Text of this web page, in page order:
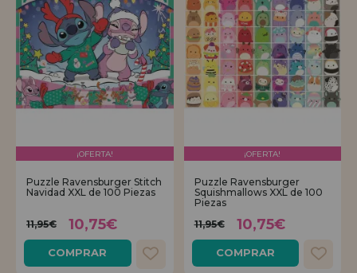
¡OFERTA!
Puzzle Ravensburger Stitch
Navidad XXL de 100 Piezas
11,95€ 10,75€
COMPRAR
¡OFERTA!
Puzzle Ravensburger
Squishmallows XXL de 100
Piezas
11,95€
10,75€
COMPRAR